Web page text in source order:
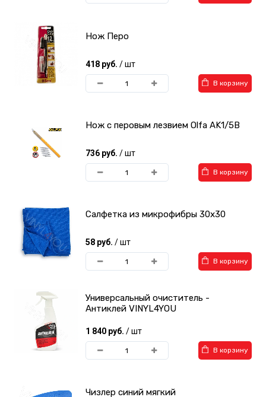
Нож Перо
418 руб. / шт
В корзину
Нож с перовым лезвием Olfa AK1/5B
736 руб. / шт
В корзину
Салфетка из микрофибры 30х30
58 руб. / шт
В корзину
Универсальный очиститель -
Антиклей VINYL4YOU
1 840 руб. / шт
В корзину
Чизлер синий мягкий